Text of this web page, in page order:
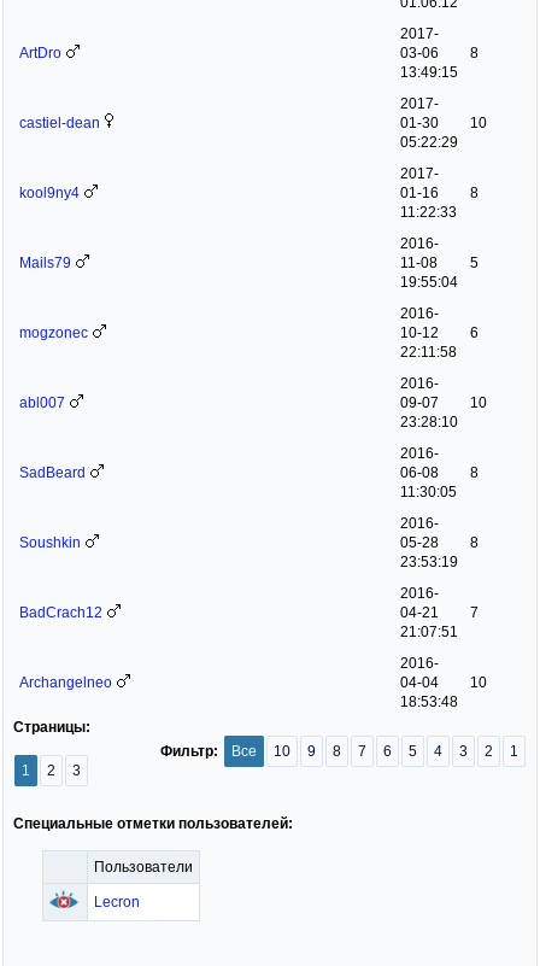
ArtDro
2017-
03-06
13:49:15
8
castiel-dean
2017-
01-30
05:22:29
10
kool9ny4
2017-
01-16
11:22:33
8
Mails79
2016-
11-08
19:55:04
5
mogzonec
2016-
10-12
22:11:58
6
abl007
2016-
09-07
23:28:10
10
SadBeard
2016-
06-08
11:30:05
8
Soushkin
2016-
05-28
23:53:19
8
BadCrach12
2016-
04-21
21:07:51
7
Archangelneo
2016-
04-04
18:53:48
10
Все 10 9 8 7 6 5 4 3 2 1
Фильтр:
Страницы:
1 2 3
Специальные отметки пользователей:
Пользователи
Lecron